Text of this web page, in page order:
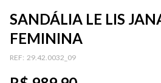
SANDÁLIA LE LIS
FEMININA
: 29.42.0032_09